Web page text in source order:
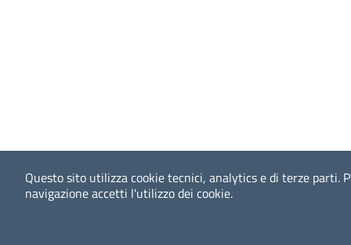
Questo sito utilizza cookie tecnici, analytics e di terze parti.
navigazione accetti l'utilizzo dei cookie.